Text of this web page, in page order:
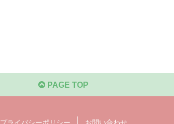
PAGE TOP